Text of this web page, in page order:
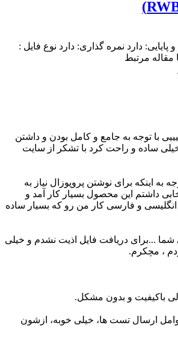
18 روایی و پایایی: دارد نمره گذاری: دارد نوع فایل :
با توجه به جامع و کامل بودن و داشتن
ساده و راحت کرد با تشکر از سایت
توجه به اینکه برای نوشتن پروپوزال نیاز به
داشتم این محصول بسیار کار آمد و
انگلیسی و فارسی کار من رو که بسیار ساده
...برای دریافت فایل اذیت نشدم و خیلی
، مچکرم.
باکیفیت و بدون مشکل.
ارسال تست ها، خیلی خوبه، ازشون